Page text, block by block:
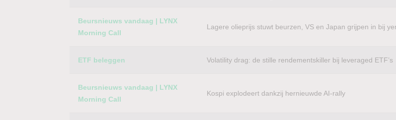
Beursnieuws vandaag | LYNX
Morning Call
Lagere olieprijs stuwt beurzen, VS en Japan grijpen in bij
ETF beleggen Volatility drag: de stille rendementskiller bij leveraged ETF’s
Beursnieuws vandaag | LYNX
Morning Call
Kospi explodeert dankzij hernieuwde AI-rally